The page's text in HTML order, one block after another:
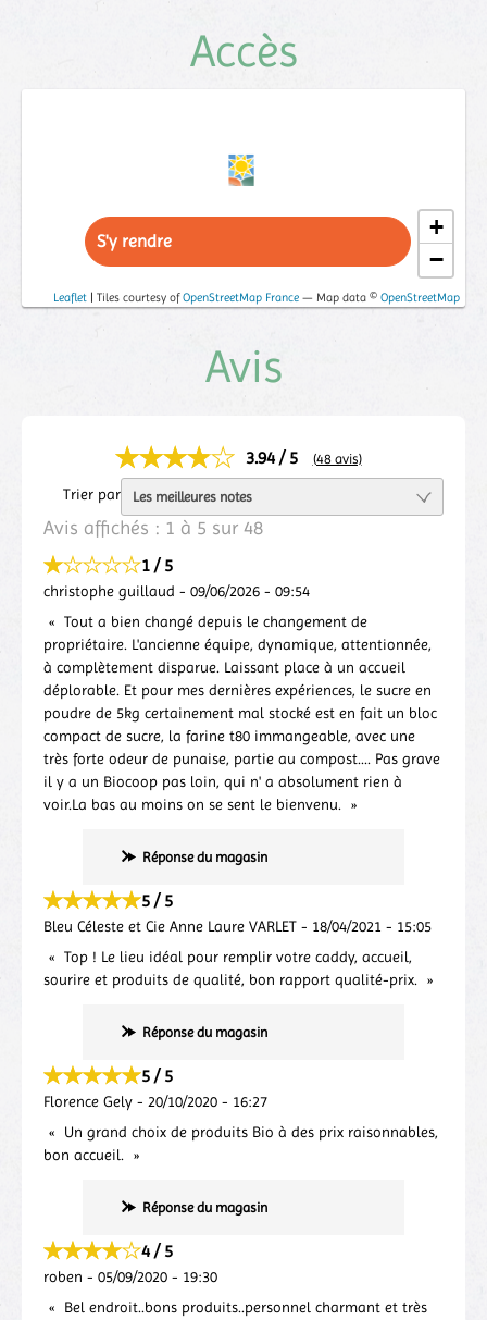
Accès
+
−
Leaflet | Tiles courtesy ofOpenStreetMap France — Map data © OpenStreetMap
S'y rendre
Avis
3.94 / 5 (48 avis)
Trier par
Avis affichés : 1 à 5 sur 48
1 / 5
christophe guillaud - 09/06/2026 - 09:54
Tout a bien changé depuis le changement de
propriétaire. L'ancienne équipe, dynamique, attentionnée,
à complètement disparue. Laissant place à un accueil
déplorable. Et pour mes dernières expériences, le sucre en
poudre de 5kg certainement mal stocké est en fait un bloc
compact de sucre, la farine t80 immangeable, avec une
très forte odeur de punaise, partie au compost.... Pas grave
il y a un Biocoop pas loin, qui n' a absolument rien à
voir.La bas au moins on se sent le bienvenu.
Réponse du magasin
5 / 5
Bleu Céleste et Cie Anne Laure VARLET - 18/04/2021 - 15:05
Top ! Le lieu idéal pour remplir votre caddy, accueil,
sourire et produits de qualité, bon rapport qualité-prix.
Réponse du magasin
5 / 5
Florence Gely - 20/10/2020 - 16:27
Un grand choix de produits Bio à des prix raisonnables,
bon accueil.
Réponse du magasin
4 / 5
roben - 05/09/2020 - 19:30
Bel endroit..bons produits..personnel charmant et très